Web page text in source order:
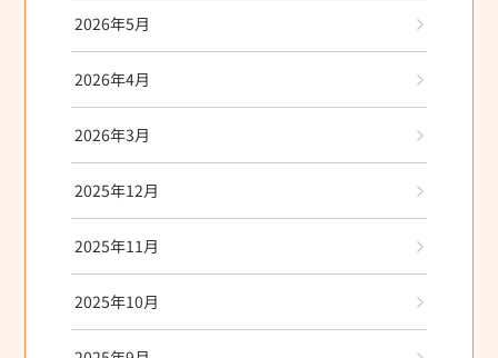
2026年5月
2026年4月
2026年3月
2025年12月
2025年11月
2025年10月